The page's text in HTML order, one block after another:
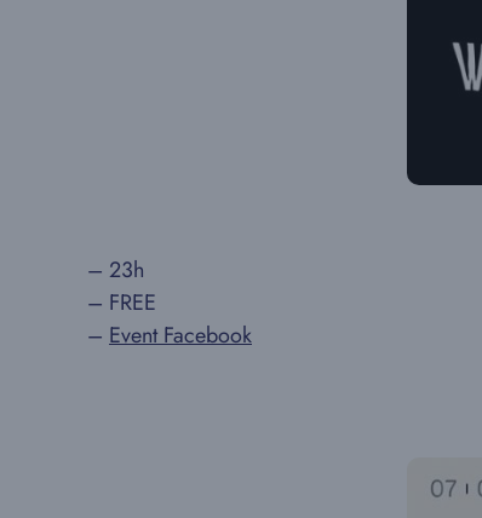
– 23h
– FREE
– Event Facebook